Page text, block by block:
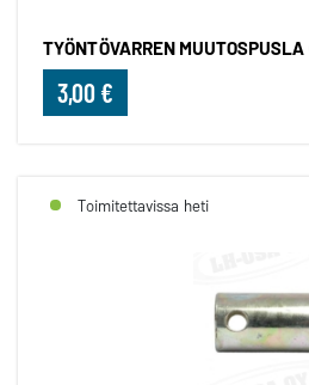
TYÖNTÖVARREN
3,00 €
Toimitettavissa heti